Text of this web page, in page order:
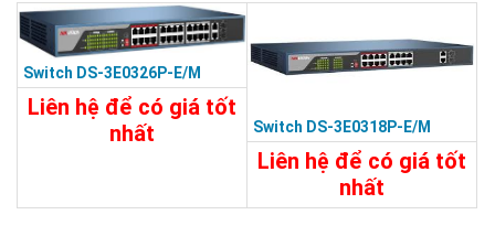
Chi Tiết Đặt Mua
Switch DS-3E0326P-E/M
Liên hệ để có giá tốt
nhất
Switch DS-3E0318P-E/M
Liên hệ để có giá tốt
nhất
9.200.000đ